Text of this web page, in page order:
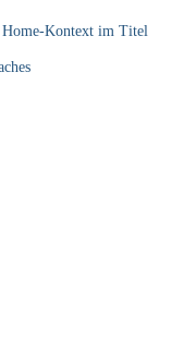
Kontext im Titel